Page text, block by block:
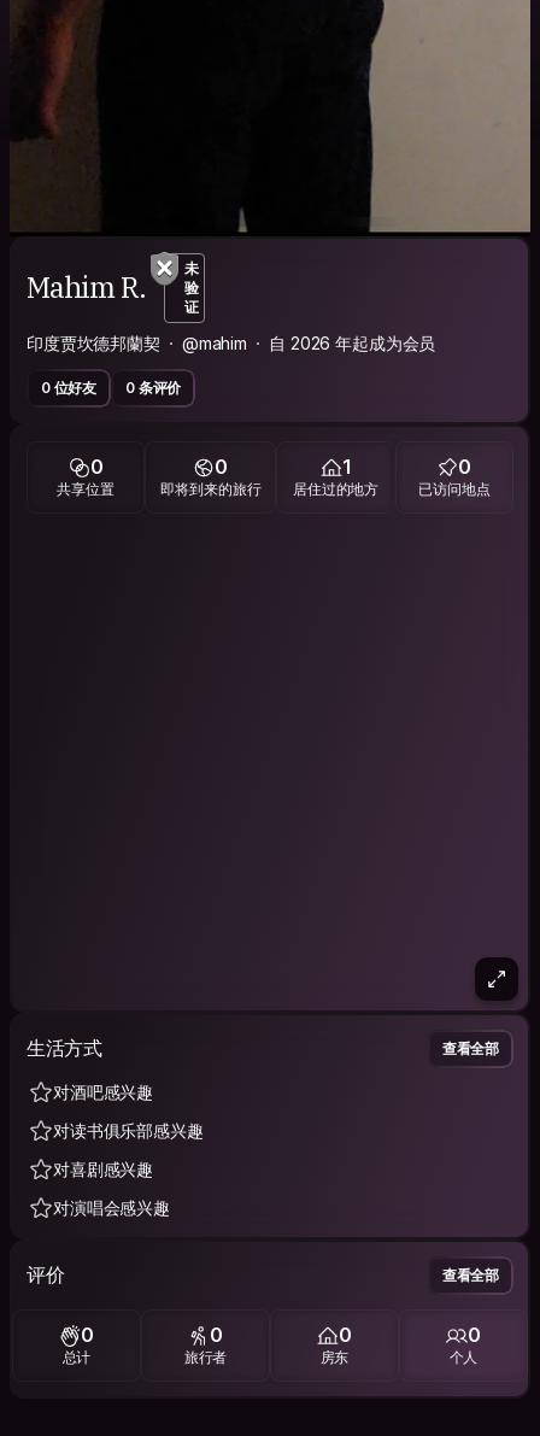
Mahim R.
未
验
证
印度贾坎德邦蘭契 @mahim 自 2026 年起成为会员
0 位好友 0 条评价
0
共享位置
0
即将到来的旅行
1
居住过的地方
0
已访问地点
生活方式 查看全部
对酒吧感兴趣
对读书俱乐部感兴趣
对喜剧感兴趣
对演唱会感兴趣
评价 查看全部
0
总计
0
旅行者
0
房东
0
个人